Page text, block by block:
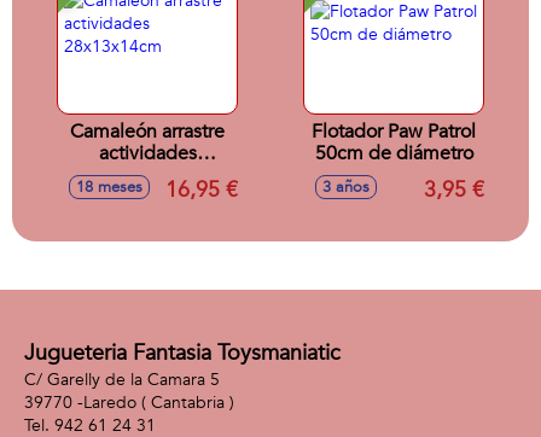
Camaleón arrastre
actividades
28x13x14cm
18 meses 16,95 €
Flotador Paw Patrol
50cm de diámetro
3 años 3,95 €
Jugueteria Fantasia Toysmaniatic
C/ Garelly de la Camara 5
39770 -Laredo ( Cantabria )
942 61 24 31